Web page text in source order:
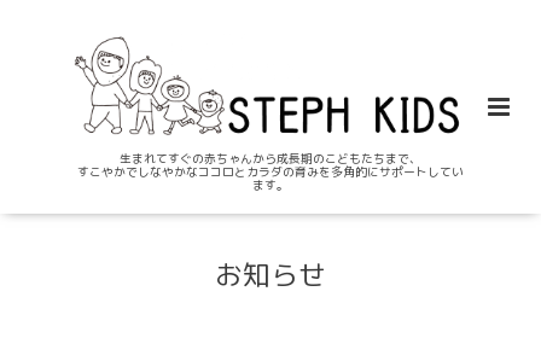
生まれてすぐの赤ちゃんから成長期のこどもたちまで、
すこやかでしなやかなココロとカラダの育みを多角的にサポートしてい
ます。
お知らせ